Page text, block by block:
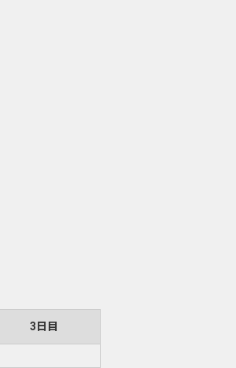
3日目